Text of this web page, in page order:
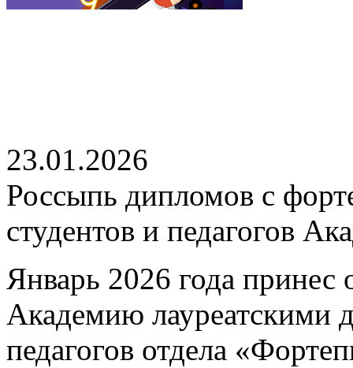
23.01.2026
Россыпь дипломов с
студентов и педагогов
Январь 2026 года принес
Академию лауреатскими
педагогов отдела